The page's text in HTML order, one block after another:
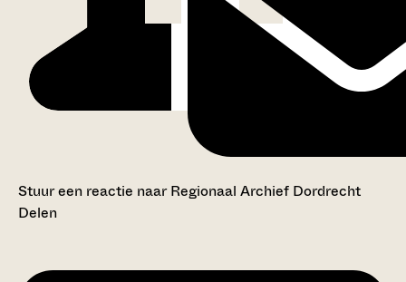
Stuur een reactie naar Regionaal Archief Dordrecht
Delen